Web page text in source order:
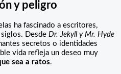
y peligro
ha fascinado a escritores,
Desde Dr. Jekyll y Mr. Hyde
secretos o identidades
vida refleja un deseo muy
sea a ratos.